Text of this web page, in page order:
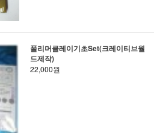
폴리머클레이기초Set(크레이티브월
드제작)
22,000원